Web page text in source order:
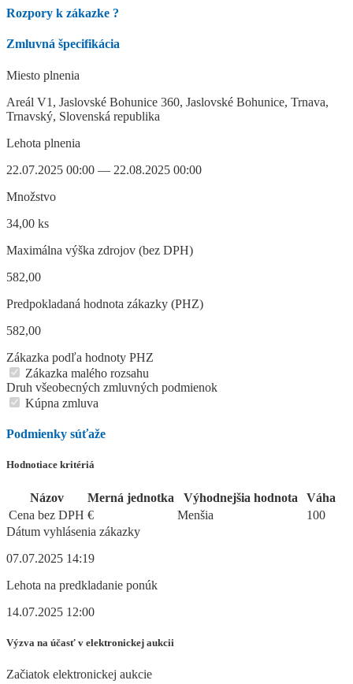
Rozpory k zákazke ?
Zmluvná špecifikácia
Miesto plnenia
Areál V1, Jaslovské Bohunice 360, Jaslovské Bohunice, Trnava,
Trnavský, Slovenská republika
Lehota plnenia
22.07.2025 00:00 — 22.08.2025 00:00
Množstvo
34,00 ks
Maximálna výška zdrojov (bez DPH)
582,00
Predpokladaná hodnota zákazky (PHZ)
582,00
Zákazka podľa hodnoty PHZ
Zákazka malého rozsahu
Druh všeobecných zmluvných podmienok
Kúpna zmluva
Podmienky súťaže
Hodnotiace kritériá
Názov Merná jednotka Výhodnejšia hodnota
Váha
Cena bez DPH € Menšia
100
Dátum vyhlásenia zákazky
07.07.2025 14:19
Lehota na predkladanie ponúk
14.07.2025 12:00
Výzva na účasť v elektronickej aukcii
Začiatok elektronickej aukcie